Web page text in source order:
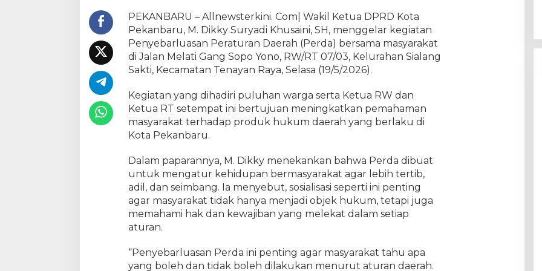
y
a
d
i
h
s
a
i
n
S
H
S
o
i
PEKANBARU – Allnewsterkini. Com| Wakil Ketua DPRD Kota
Pekanbaru, M. Dikky Suryadi Khusaini, SH, menggelar kegiatan
Penyebarluasan Peraturan Daerah (Perda) bersama masyarakat
di Jalan Melati Gang Sopo Yono, RW/RT 07/03, Kelurahan Sialang
Sakti, Kecamatan Tenayan Raya, Selasa (19/5/2026).
Kegiatan yang dihadiri puluhan warga serta Ketua RW dan
Ketua RT setempat ini bertujuan meningkatkan pemahaman
masyarakat terhadap produk hukum daerah yang berlaku di
Kota Pekanbaru.
Dalam paparannya, M. Dikky menekankan bahwa Perda dibuat
untuk mengatur kehidupan bermasyarakat agar lebih tertib,
adil, dan seimbang. Ia menyebut, sosialisasi seperti ini penting
agar masyarakat tidak hanya menjadi objek hukum, tetapi juga
memahami hak dan kewajiban yang melekat dalam setiap
aturan.
“Penyebarluasan Perda ini penting agar masyarakat tahu apa
yang boleh dan tidak boleh dilakukan menurut aturan daerah.